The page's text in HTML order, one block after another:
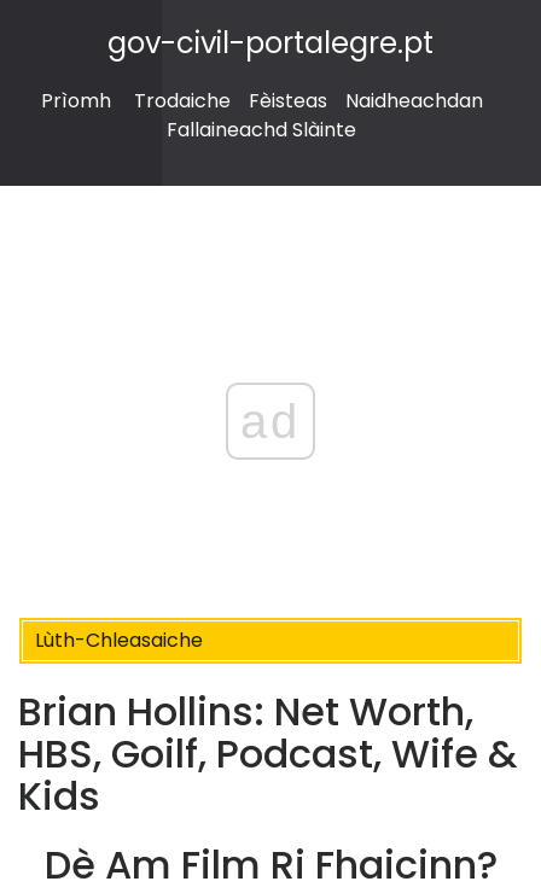
gov-civil-portalegre.pt
Prìomh Trodaiche Fèisteas
Naidheachdan
Fallaineachd Slàinte
ad
Lùth-Chleasaiche
Brian Hollins: Net Worth,
HBS, Goilf, Podcast, Wife &
Kids
Dè Am Film Ri Fhaicinn?